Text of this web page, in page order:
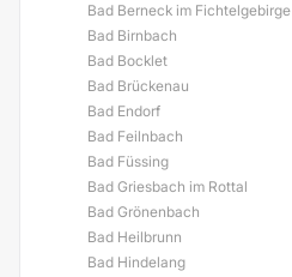
Bad Berneck im Fichtelgebirge
Bad Birnbach
Bad Bocklet
Bad Brückenau
Bad Endorf
Bad Feilnbach
Bad Füssing
Bad Griesbach im Rottal
Bad Grönenbach
Bad Heilbrunn
Bad Hindelang